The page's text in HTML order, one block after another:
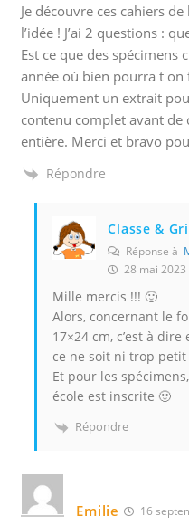
Je découvre ces cahiers
l’idée ! J’ai 2 questions :
Est ce que des spécimens
année où bien pourra t on
Uniquement un extrait
contenu complet avant
entière. Merci et bravo
Répondre
Classe &
Réponse à
28 mai
Mille mercis !!! 🙂
Alors, concernant le
17×24 cm, c’est à
ce ne soit ni trop
Et pour les
école est inscrite 🙂
Répondre
Emilie 16